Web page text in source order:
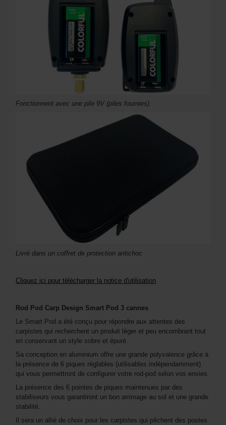
Fonctionnent avec une pile 9V (piles fournies)
Livré dans un coffret de protection antichoc
Cliquez ici pour télécharger la notice d'utilisation
Rod Pod Carp Design Smart Pod 3 cannes
Le Smart Pod a été conçu pour répondre aux attentes des
carpistes qui recherchent un produit léger et peu encombrant tout
en conservant un style sobre et épuré.
Sa conception en aluminium offre une grande polyvalence grâce à
la présence de 6 piques réglables (utilisables indépendamment)
qui vous permettront de configurer votre rod-pod selon vos envies.
La présence des 6 pointes de piques maintenues par des
stabiliseurs vous garantiront un bon arrimage au sol et une grande
stabilité.
Il sera un allié de choix pour les carpistes qui pêchent des postes